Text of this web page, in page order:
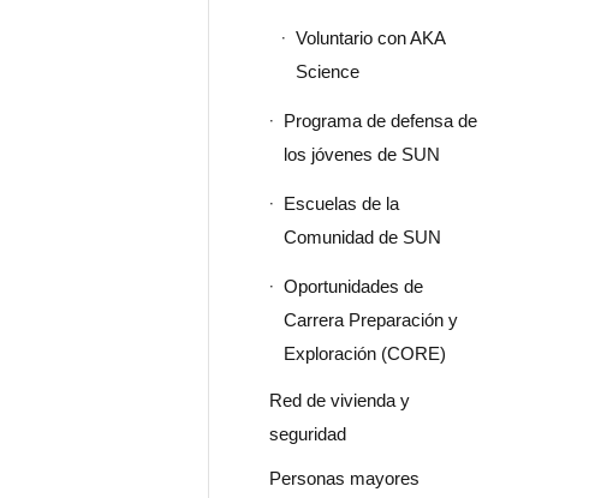
Voluntario con AKA
Science
Programa de defensa de
los jóvenes de SUN
Escuelas de la
Comunidad de SUN
Oportunidades de
Carrera Preparación y
Exploración (CORE)
Red de vivienda y
seguridad
Personas mayores